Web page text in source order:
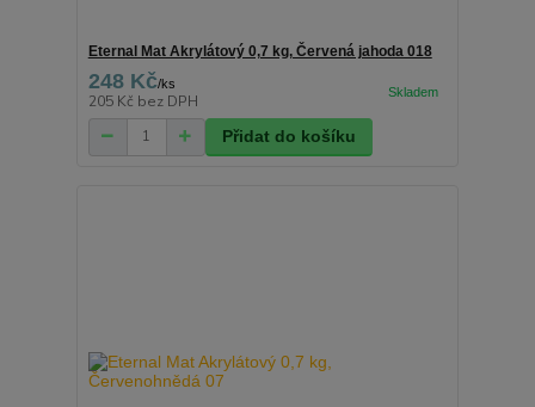
Eternal Mat Akrylátový 0,7 kg, Červená jahoda 018
248 Kč/ks
205 Kč bez DPH
Přidat do košíku